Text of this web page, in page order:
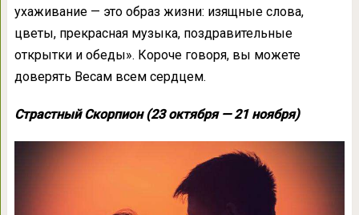
ухаживание — это образ жизни: изящные слова,
цветы, прекрасная музыка, поздравительные
открытки и обеды». Короче говоря, вы можете
доверять Весам всем сердцем.
Страстный Скорпион (23 октября — 21 ноября)